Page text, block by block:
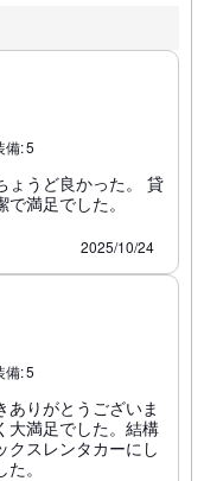
備:5
ょうど良かった。 貸
満足でした。
2025/10/24
備:5
ありがとうございま
大満足でした。結構
クスレンタカーにし
。